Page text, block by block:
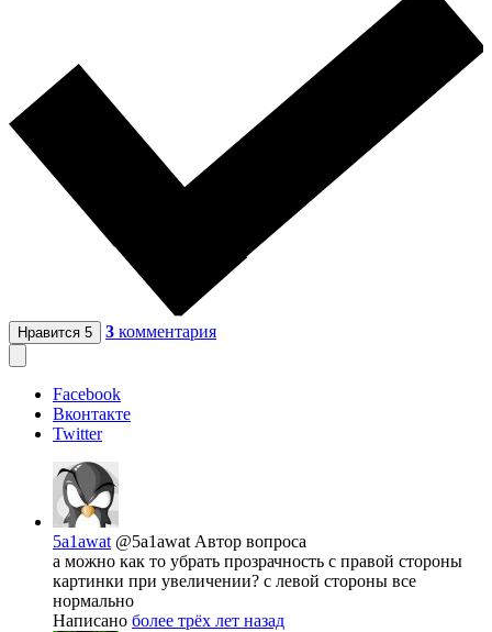
Нравится 5 3 комментария
Facebook
Вконтакте
Twitter
5a1awat @5a1awat Автор вопроса
а можно как то убрать прозрачность с правой стороны
картинки при увеличении? с левой стороны все
нормально
Написано более трёх лет назад